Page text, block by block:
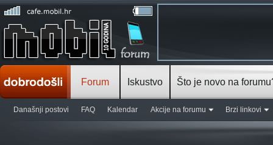
Forum
Današnji postovi FAQ Kalendar Akcije na forumu Brzi linkovi
Iskustvo Što je novo na